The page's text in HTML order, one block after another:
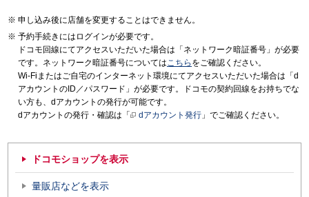
申し込み後に店舗を変更することはできません。
予約手続きにはログインが必要です。
ドコモ回線にてアクセスいただいた場合は「ネットワーク暗証番号」が必要
です。ネットワーク暗証番号についてはこちら をご確認ください。
Wi-Fiまたはご自宅のインターネット環境にてアクセスいただいた場合は「d
アカウントのID／パスワード」が必要です。ドコモの契約回線をお持ちでな
い方も、dアカウントの発行が可能です。
dアカウントの発行・確認は「
dアカウント発行 」でご確認ください。
ドコモショップを表示
量販店などを表示